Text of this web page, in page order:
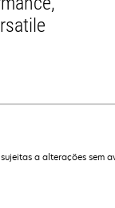
a alterações sem